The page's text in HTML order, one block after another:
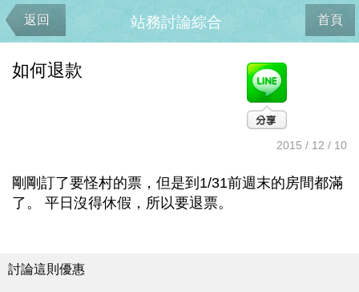
返回 首頁
站務討論綜合
如何退款
2015 / 12 / 10
剛剛訂了要怪村的票，但是到1/31前週末的房間都滿
了。 平日沒得休假，所以要退票。
討論這則優惠